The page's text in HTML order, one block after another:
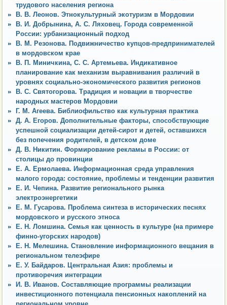
трудового населения региона
В. В. Леонов. Этнокультурный экотуризм в Мордовии
В. И. Добрынина, А. С. Ляховец. Города современной
России: урбанизационный подход
В. М. Резонова. Подвижничество купцов-предпринимателей
в мордовском крае
В. П. Миничкина, С. С. Артемьева. Индикативное
планирование как механизм выравнивания различий в
уровнях социально-экономического развития регионов
В. С. Святогорова. Традиция и новации в творчестве
народных мастеров Мордовии
Г. М. Агеева. Библиофильство как культурная практика
Д. А. Егоров. Дополнительные факторы, способствующие
успешной социализации детей-сирот и детей, оставшихся
без попечения родителей, в детском доме
Д. В. Никитин. Формирование рекламы в России: от
столицы до провинции
Е. А. Ермолаева. Информационная среда управления
малого города: состояние, проблемы и тенденции развития
Е. И. Чепина. Развитие регионального рынка
электроэнергетики
Е. М. Гусарова. Проблема синтеза в исторических песнях
мордовского и русского этноса
Е. Н. Ломшина. Семья как ценность в культуре (на примере
финно-угорских народов)
Е. Н. Мелешина. Становление информационного вещания в
региональном телеэфире
Е. У. Байдаров. Центральная Азия: проблемы и
противоречия интеграции
И. В. Иванов. Составляющие программы реализации
инвестиционного потенциала пенсионных накоплений на
региональном уровне